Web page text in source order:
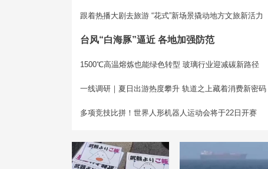
跟着热播大剧去旅游 “花式”新场景撬动地方文旅新活力
台风“白海豚”逼近 各地加强防范
1500℃高温熔炼也能绿色转型 玻璃行业迎减碳新路径
一线调研｜夏日出游热度攀升 轨道之上藏着消费新密码
多项竞技比拼！世界人形机器人运动会将于22日开赛